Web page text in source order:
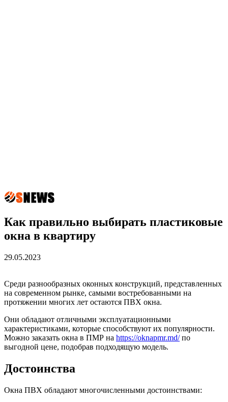
Как правильно выбирать пластиковые
окна в квартиру
29.05.2023
Среди разнообразных оконных конструкций, представленных
на современном рынке, самыми востребованными на
протяжении многих лет остаются ПВХ окна.
Они обладают отличными эксплуатационными
характеристиками, которые способствуют их популярности.
Можно заказать окна в ПМР на https://oknapmr.md/по
выгодной цене, подобрав подходящую модель.
Достоинства
Окна ПВХ обладают многочисленными достоинствами: